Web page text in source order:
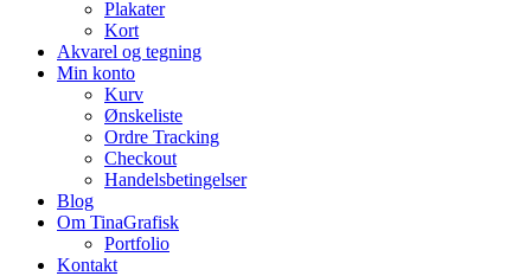
Plakater
Kort
Akvarel og tegning
Min konto
Kurv
Ønskeliste
Ordre Tracking
Checkout
Handelsbetingelser
Blog
Om TinaGrafisk
Portfolio
Kontakt